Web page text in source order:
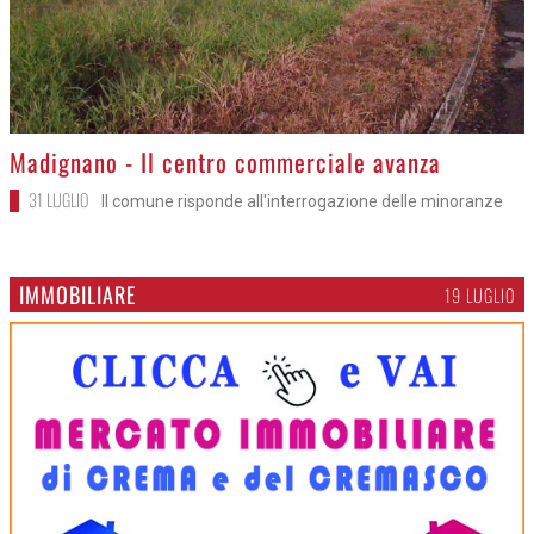
>Madignano - Il centro commerciale avanza
31 LUGLIO Il comune risponde all'interrogazione delle minoranze
IMMOBILIARE 19 LUGLIO